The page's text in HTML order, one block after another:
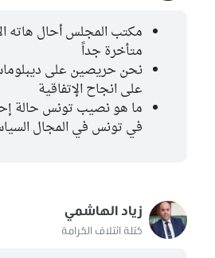
مكتب المجلس أحال هاته
متأخرة جداً
نحن حريصين على
على انجاح الإتفاقية
ما هو نصيب تونس حالة
في تونس في المجال
زياد الهاشمي
كتلة ائتلاف الكرامة